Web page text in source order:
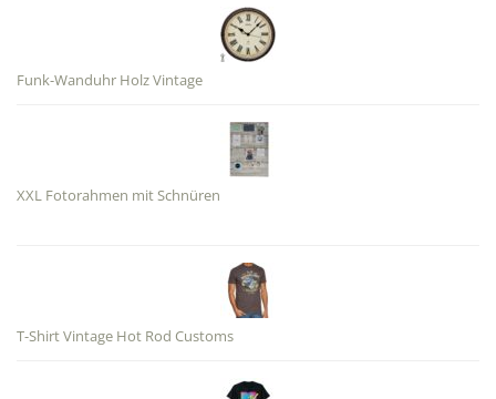
Funk-Wanduhr Holz Vintage
XXL Fotorahmen mit Schnüren
T-Shirt Vintage Hot Rod Customs